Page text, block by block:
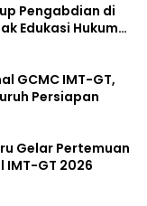
Pengabdian di
Edukasi Hukum
GCMC IMT-GT,
Persiapan
Gelar Pertemuan
IMT-GT 2026